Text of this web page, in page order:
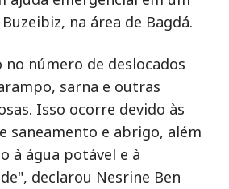
na área de Bagdá.
número de deslocados
sarna e outras
Isso ocorre devido às
saneamento e abrigo, além
à água potável e à
declarou Nesrine Ben